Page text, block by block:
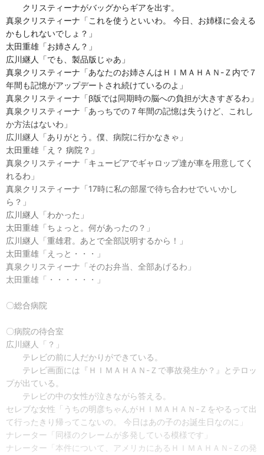
クリスティーナがバッグからギアを出す。
真泉クリスティーナ「これを使うといいわ。 今日、お姉様に会える
かもしれないでしょ？」
太田重雄「お姉さん？」
広川継人「でも、製品版じゃあ」
真泉クリスティーナ「あなたのお姉さんはＨＩＭＡＨＡＮ-Ｚ内で７
年間も記憶がアップデートされ続けているのよ」
真泉クリスティーナ「β版では同期時の脳への負担が大きすぎるわ」
真泉クリスティーナ「あっちでの７年間の記憶は失うけど、これし
か方法はないわ」
広川継人「ありがとう。僕、病院に行かなきゃ」
太田重雄「え？ 病院？」
真泉クリスティーナ「キュービアでギャロップ達が車を用意してく
れるわ」
真泉クリスティーナ「17時に私の部屋で待ち合わせでいいかし
ら？」
広川継人「わかった」
太田重雄「ちょっと。何があったの？」
広川継人「重雄君。あとで全部説明するから！」
太田重雄「えっと・・・」
真泉クリスティーナ「そのお弁当、全部あげるわ」
太田重雄「・・・・・・」
〇総合病院
〇病院の待合室
広川継人「？」
テレビの前に人だかりができている。
テレビ画面には『ＨＩＭＡＨＡＮ-Ｚで事故発生か？』とテロッ
プが出ている。
テレビの中の女性が泣きながら答える。
セレブな女性「うちの明彦ちゃんがＨＩＭＡＨＡＮ-Ｚをやるって出
て行ったきり帰ってこないの。 今日はあの子のお誕生日なのに」
ナレーター「同様のクレームが多発している模様です」
ナレーター「本件について、アメリカにあるＨＩＭＡＨＡＮ-Ｚの発